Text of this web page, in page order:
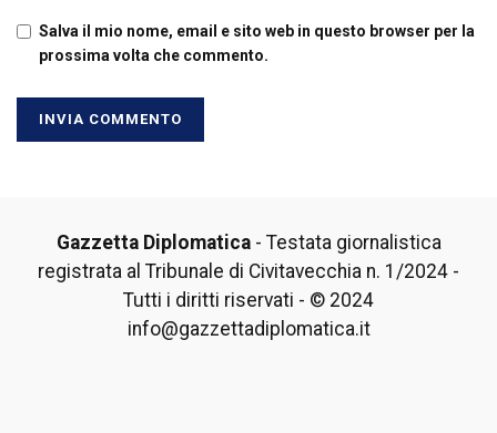
Salva il mio nome, email e sito web in questo browser per la
prossima volta che commento.
Gazzetta Diplomatica- Testata giornalistica
registrata al Tribunale di Civitavecchia n. 1/2024 -
Tutti i diritti riservati - © 2024
info@gazzettadiplomatica.it